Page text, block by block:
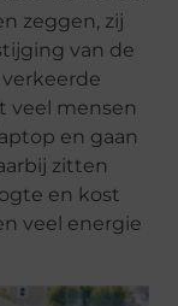
zeggen, zij
van de
veel mensen
en gaan
zitten
en kost
veel energie